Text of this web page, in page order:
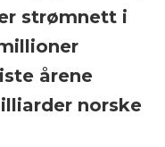
strømnett i
årene
norske